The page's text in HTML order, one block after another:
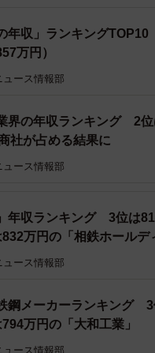
年収」ランキング
万円）
ュース情報部
界の年収ランキング 2
社が占める結果に
ュース情報部
年収ランキング 3位は
万円の「相鉄ホールデ
ュース情報部
鋼メーカーランキング
万円の「大和工業」
ュース情報部